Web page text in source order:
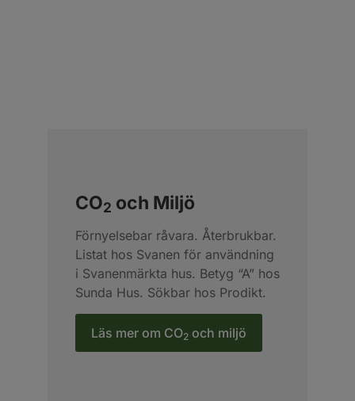
CO2 och Miljö
Förnyelsebar råvara. Återbrukbar.
Listat hos Svanen för användning
i Svanenmärkta hus. Betyg “A” hos
Sunda Hus. Sökbar hos Prodikt.
Läs mer om CO2och miljö